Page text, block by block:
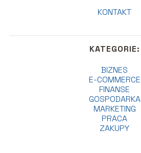
KONTAKT
KATEGORIE:
BIZNES
E-COMMERCE
FINANSE
GOSPODARKA
MARKETING
PRACA
ZAKUPY